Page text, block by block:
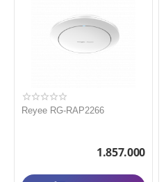
Reyee RG-RAP2266
1.857.000